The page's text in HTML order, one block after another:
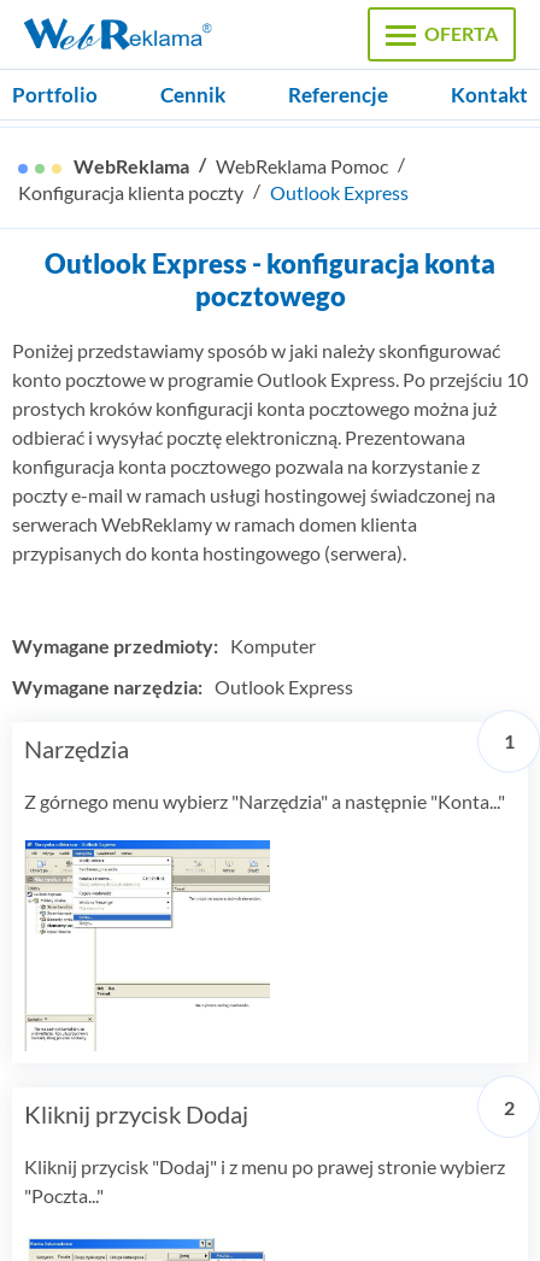
OFERTA
Portfolio Cennik Referencje Kontakt
Strony WWW
Strony firmowe, Sklepy internetowe
Reklama internetowa, Google Ads
Rejestracja domen, certyfikaty SSL
Hosting
Pakiety hostingowe, zamówienie serwera
Projekty
Logo, identyfikacje wizualne, animacje, multimedia
WebReklama
WebReklama Pomoc
Konfiguracja klienta poczty
Outlook Express
Outlook Express - konfiguracja konta
pocztowego
Poniżej przedstawiamy sposób w jaki należy skonfigurować
konto pocztowe w programie Outlook Express. Po przejściu 10
prostych kroków konfiguracji konta pocztowego można już
odbierać i wysyłać pocztę elektroniczną. Prezentowana
konfiguracja konta pocztowego pozwala na korzystanie z
poczty e-mail w ramach usługi hostingowej świadczonej na
serwerach WebReklamy w ramach domen klienta
przypisanych do konta hostingowego (serwera).
Wymagane przedmioty: Komputer
Wymagane narzędzia: Outlook Express
Narzędzia
Z górnego menu wybierz "Narzędzia" a następnie "Konta..."
Kliknij przycisk Dodaj
Kliknij przycisk "Dodaj" i z menu po prawej stronie wybierz
"Poczta..."